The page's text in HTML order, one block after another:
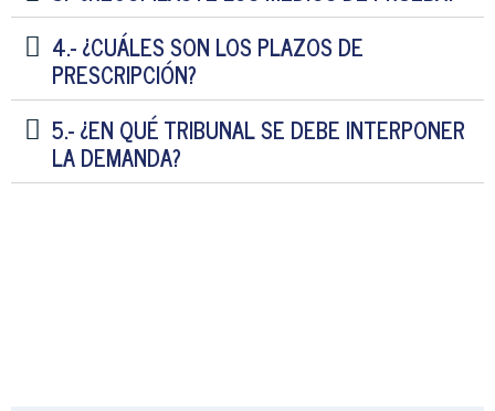
4.- ¿CUÁLES SON LOS PLAZOS DE
PRESCRIPCIÓN?
5.- ¿EN QUÉ TRIBUNAL SE DEBE INTERPONER
LA DEMANDA?